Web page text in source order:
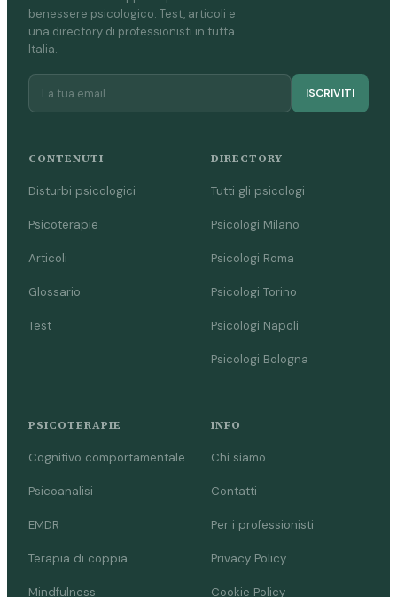
benessere psicologico. Test, articoli e
una directory di professionisti in tutta
Italia.
ISCRIVITI
CONTENUTI
Disturbi psicologici
Psicoterapie
Articoli
Glossario
Test
DIRECTORY
Tutti gli psicologi
Psicologi Milano
Psicologi Roma
Psicologi Torino
Psicologi Napoli
Psicologi Bologna
PSICOTERAPIE
Cognitivo comportamentale
Psicoanalisi
EMDR
Terapia di coppia
Mindfulness
INFO
Chi siamo
Contatti
Per i professionisti
Privacy Policy
Cookie Policy